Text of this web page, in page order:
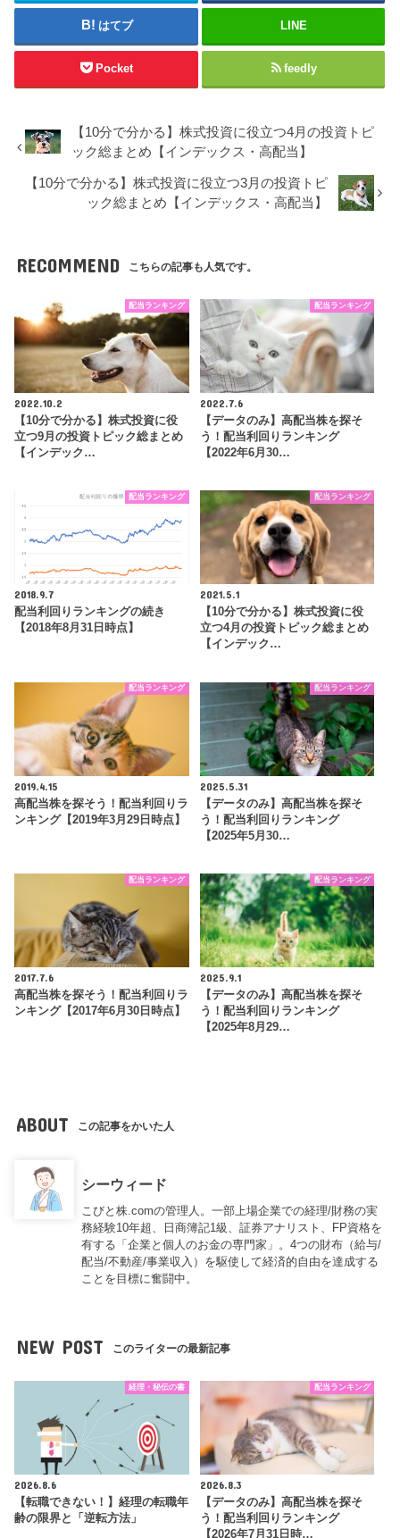
はてブ LINE
Pocket feedly
【10分で分かる】株式投資に役立つ4月の投資トピ
ック総まとめ【インデックス・高配当】
【10分で分かる】株式投資に役立つ3月の投資トピ
ック総まとめ【インデックス・高配当】
RECOMMEND こちらの記事も人気です。
配当ランキング
2022.10.2
【10分で分かる】株式投資に役
立つ9月の投資トピック総まとめ
【インデック…
配当ランキング
2022.7.6
【データのみ】高配当株を探そ
う！配当利回りランキング
【2022年6月30…
配当ランキング
2018.9.7
配当利回りランキングの続き
【2018年8月31日時点】
配当ランキング
2021.5.1
【10分で分かる】株式投資に役
立つ4月の投資トピック総まとめ
【インデック…
配当ランキング
2019.4.15
高配当株を探そう！配当利回りラ
ンキング【2019年3月29日時点】
配当ランキング
2025.5.31
【データのみ】高配当株を探そ
う！配当利回りランキング
【2025年5月30…
配当ランキング
2017.7.6
高配当株を探そう！配当利回りラ
ンキング【2017年6月30日時点】
配当ランキング
2025.9.1
【データのみ】高配当株を探そ
う！配当利回りランキング
【2025年8月29…
ABOUT この記事をかいた人
シーウィード
こびと株.comの管理人。一部上場企業での経理/財務の実
務経験10年超、日商簿記1級、証券アナリスト、FP資格を
有する「企業と個人のお金の専門家」。4つの財布（給与/
配当/不動産/事業収入）を駆使して経済的自由を達成する
ことを目標に奮闘中。
NEW POST このライターの最新記事
経理・秘伝の書
2026.8.6
【転職できない！】経理の転職年
齢の限界と「逆転方法」
配当ランキング
2026.8.3
【データのみ】高配当株を探そ
う！配当利回りランキング
【2026年7月31日時…